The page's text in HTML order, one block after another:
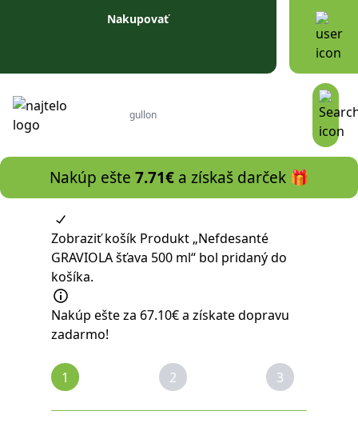
Nakupovať
Nakúp ešte 7.71€a získaš darček 🎁
Zobraziť košík Produkt „Nefdesanté
GRAVIOLA šťava 500 ml“ bol pridaný do
košíka.
Nakúp ešte za 67.10€a získatedopravu
zadarmo!
1 2 3